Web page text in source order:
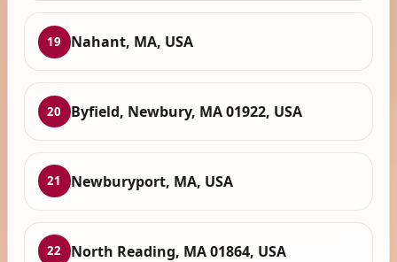
19 Nahant, MA, USA
20 Byfield, Newbury, MA 01922, USA
21 Newburyport, MA, USA
22 North Reading, MA 01864, USA